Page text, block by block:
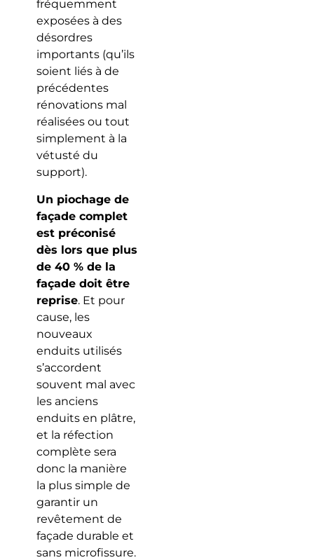
fréquemment
exposées à des
désordres
importants (qu’ils
soient liés à de
précédentes
rénovations mal
réalisées ou tout
simplement à la
vétusté du
support).
Un piochage de
façade complet
est préconisé
dès lors que plus
de 40 % de la
façade doit être
reprise. Et pour
cause, les
nouveaux
enduits utilisés
s’accordent
souvent mal avec
les anciens
enduits en plâtre,
et la réfection
complète sera
donc la manière
la plus simple de
garantir un
revêtement de
façade durable et
sans microfissure.